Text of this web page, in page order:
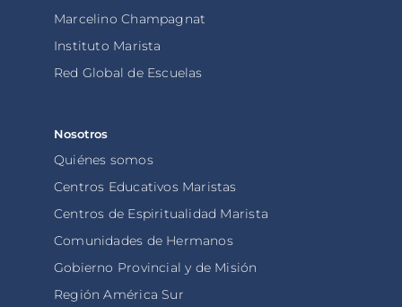
Marcelino Champagnat
Instituto Marista
Red Global de Escuelas
Nosotros
Quiénes somos
Centros Educativos Maristas
Centros de Espiritualidad Marista
Comunidades de Hermanos
Gobierno Provincial y de Misión
Región América Sur